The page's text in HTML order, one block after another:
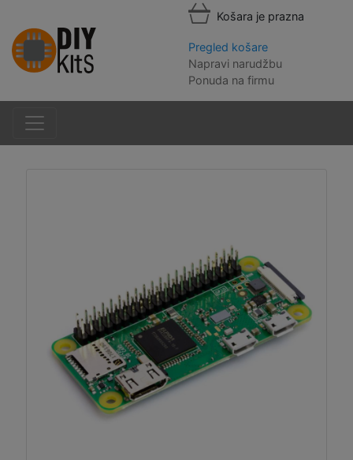
Košara je prazna
Pregled košare
Napravi narudžbu
Ponuda na firmu